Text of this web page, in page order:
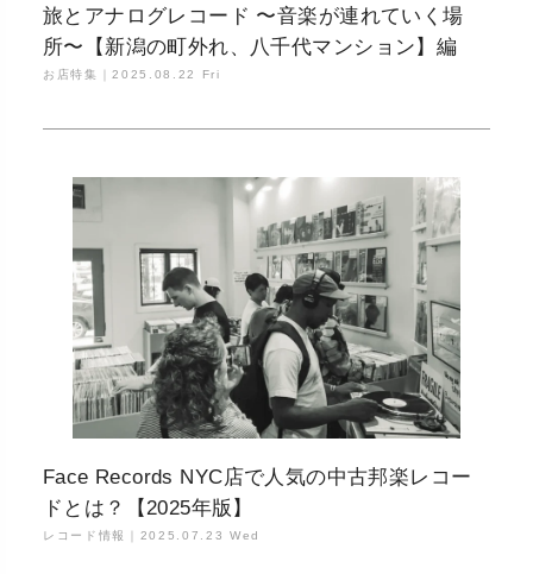
旅とアナログレコード 〜音楽が連れていく場
所〜【新潟の町外れ、八千代マンション】編
お店特集｜2025.08.22 Fri
Face Records NYC店で人気の中古邦楽レコー
ドとは？【2025年版】
レコード情報｜ 2025.07.23 Wed